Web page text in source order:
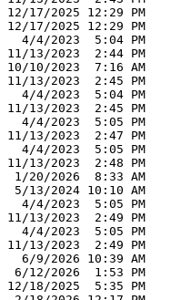
12/17/2025 12:29 PM
12/17/2025 12:29 PM
4/4/2023  5:04 PM
11/13/2023  2:44 PM
10/10/2023  7:16 AM
11/13/2023  2:45 PM
4/4/2023  5:04 PM
11/13/2023  2:45 PM
4/4/2023  5:05 PM
11/13/2023  2:47 PM
4/4/2023  5:05 PM
11/13/2023  2:48 PM
1/20/2026  8:33 AM
5/13/2024 10:10 AM
4/4/2023  5:05 PM
11/13/2023  2:49 PM
4/4/2023  5:05 PM
11/13/2023  2:49 PM
6/9/2026 10:39 AM
6/12/2026  1:53 PM
12/18/2025  5:35 PM